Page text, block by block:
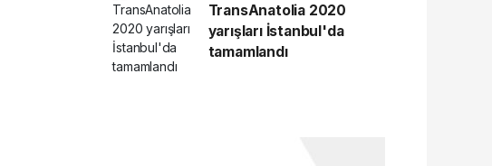
TransAnatolia 2020
yarışları İstanbul'da
tamamlandı